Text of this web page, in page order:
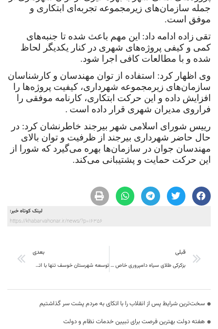
جمله سازمان‌های زیرمجموعه تجربه‌ای ابتکاری و
موفق است.
تقی ‌زاده ادامه داد: این مهم باعث شده تا جنبه‌های
کمی و کیفی پروژه‌های شهری در کنار یکدیگر لحاظ
شده و با مطالعات کافی اجرا شود.
وی اظهار کرد: استفاده از توان مهندسان و کارشناسان
سازمان‌های زیرمجموعه شهرداری، کیفیت پروژه‌ها را
افزایش داده و این حرکت ابتکاری، کارنامه موفقی را
فراروی مدیران شهری قرار داده است .
رییس شورای اسلامی شهر بیرجند خاطرنشان کرد: در
حال حاضر شهرداری بیرجند از ظرفیت و توان بالای
مهندسان جوان در سازمان‌ها بهره می‌گیرد که شورا از
این حرکت حمایت و پشتیبانی می‌کند.
لینک کوتاه خبر:
https://khabarvahonar.ir/news/?p=16356
قبلی
بزکرکی طلای سیاه دامپروری خاص خراسان جنوبی
بعدی
توسعه شهرستان خوسف تنها با اتکا به منابع دولتی امکان‌پذیر نیست
سخت‌ترین شرایط پس از انقلاب را با اتکای به مردم پشت سر گذاشتیم
هفته دولت بهترین فرصت برای تبیین خدمات نظام و دولت